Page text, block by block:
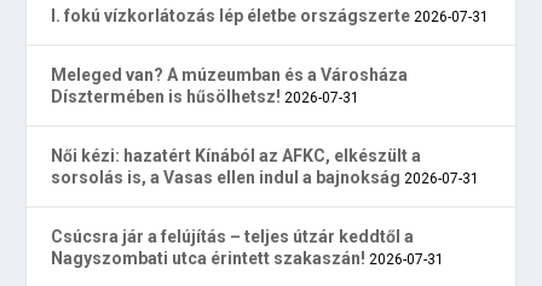
I. fokú vízkorlátozás lép életbe országszerte 2026-07-31
Meleged van? A múzeumban és a Városháza
Dísztermében is hűsölhetsz! 2026-07-31
Női kézi: hazatért Kínából az AFKC, elkészült a
sorsolás is, a Vasas ellen indul a bajnokság 2026-07-31
Csúcsra jár a felújítás – teljes útzár keddtől a
Nagyszombati utca érintett szakaszán! 2026-07-31